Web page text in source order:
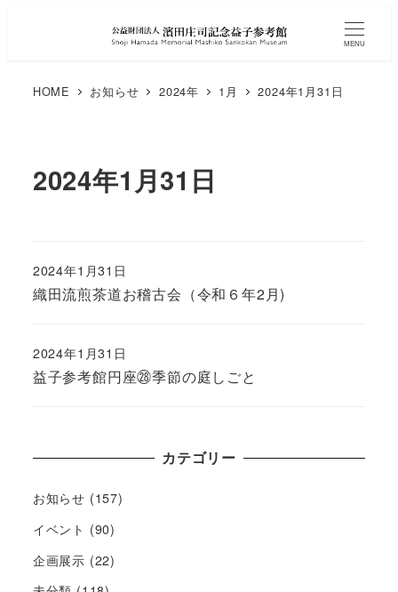
MENU
HOME お知らせ 2024年 1月 2024年1月31日
2024年1月31日
織田流煎茶道お稽古会（令和６年2月)
2024年1月31日
益子参考館円座㉘季節の庭しごと
2024年1月31日
カテゴリー
お知らせ (157)
イベント (90)
企画展示 (22)